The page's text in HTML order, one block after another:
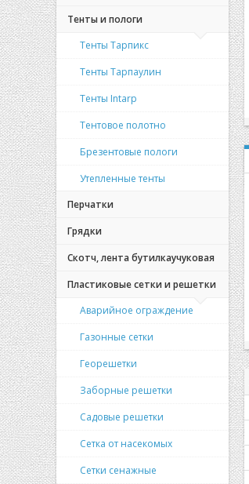
Тенты и пологи
Тенты Тарпикс
Тенты Тарпаулин
Тенты Intarp
Тентовое полотно
Брезентовые пологи
Утепленные тенты
Перчатки
Грядки
Скотч, лента бутилкаучуковая
Пластиковые сетки и решетки
Аварийное ограждение
Газонные сетки
Георешетки
Заборные решетки
Садовые решетки
Сетка от насекомых
Сетки сенажные